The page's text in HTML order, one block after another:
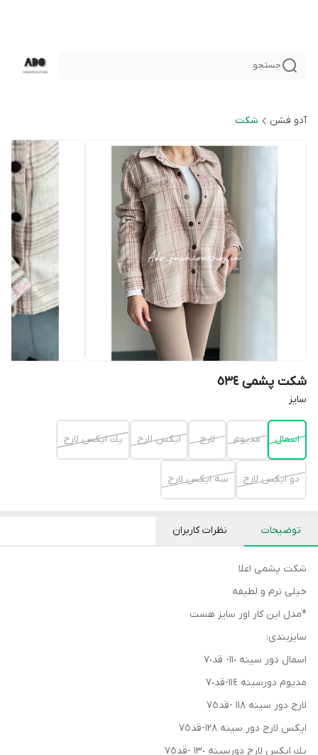
جستجو
آدو فشن شكت
شکت پشمی ٥٣٤
سايز
اسمال مديوم لارج ايكس لارج يك ايكس لارج
دو ايكس لارج سه ايكس لارج
توضیحات نظرات کاربران
شكت پشمى اعلا
خيلى نرم و لطيفه
*مدل اين كار اور سايز هست
سايزبندى:
اسمال دور سينه ١١٠- قد٧٠
مديوم دورسينه ١١٤-قد٧٠
لارج دور سينه ١١٨ -قد٧٥
ايكس لارج دور سينه ١٢٨-قد٧٥
يك ايكس لارج دورسينه ١٣٠ -قد٧٥